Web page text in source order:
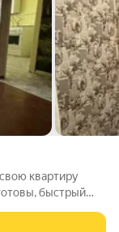
квартиру
быстрый